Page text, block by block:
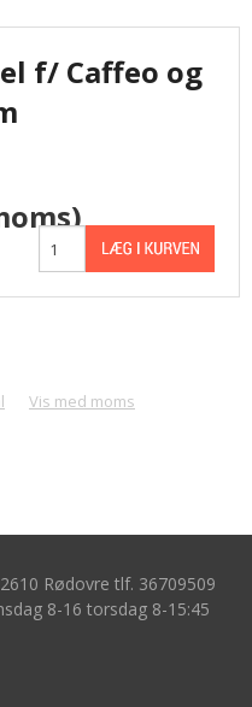
f/ Caffeo og
Vis med moms
Rødovre tlf. 36709509
8-16 torsdag 8-15:45